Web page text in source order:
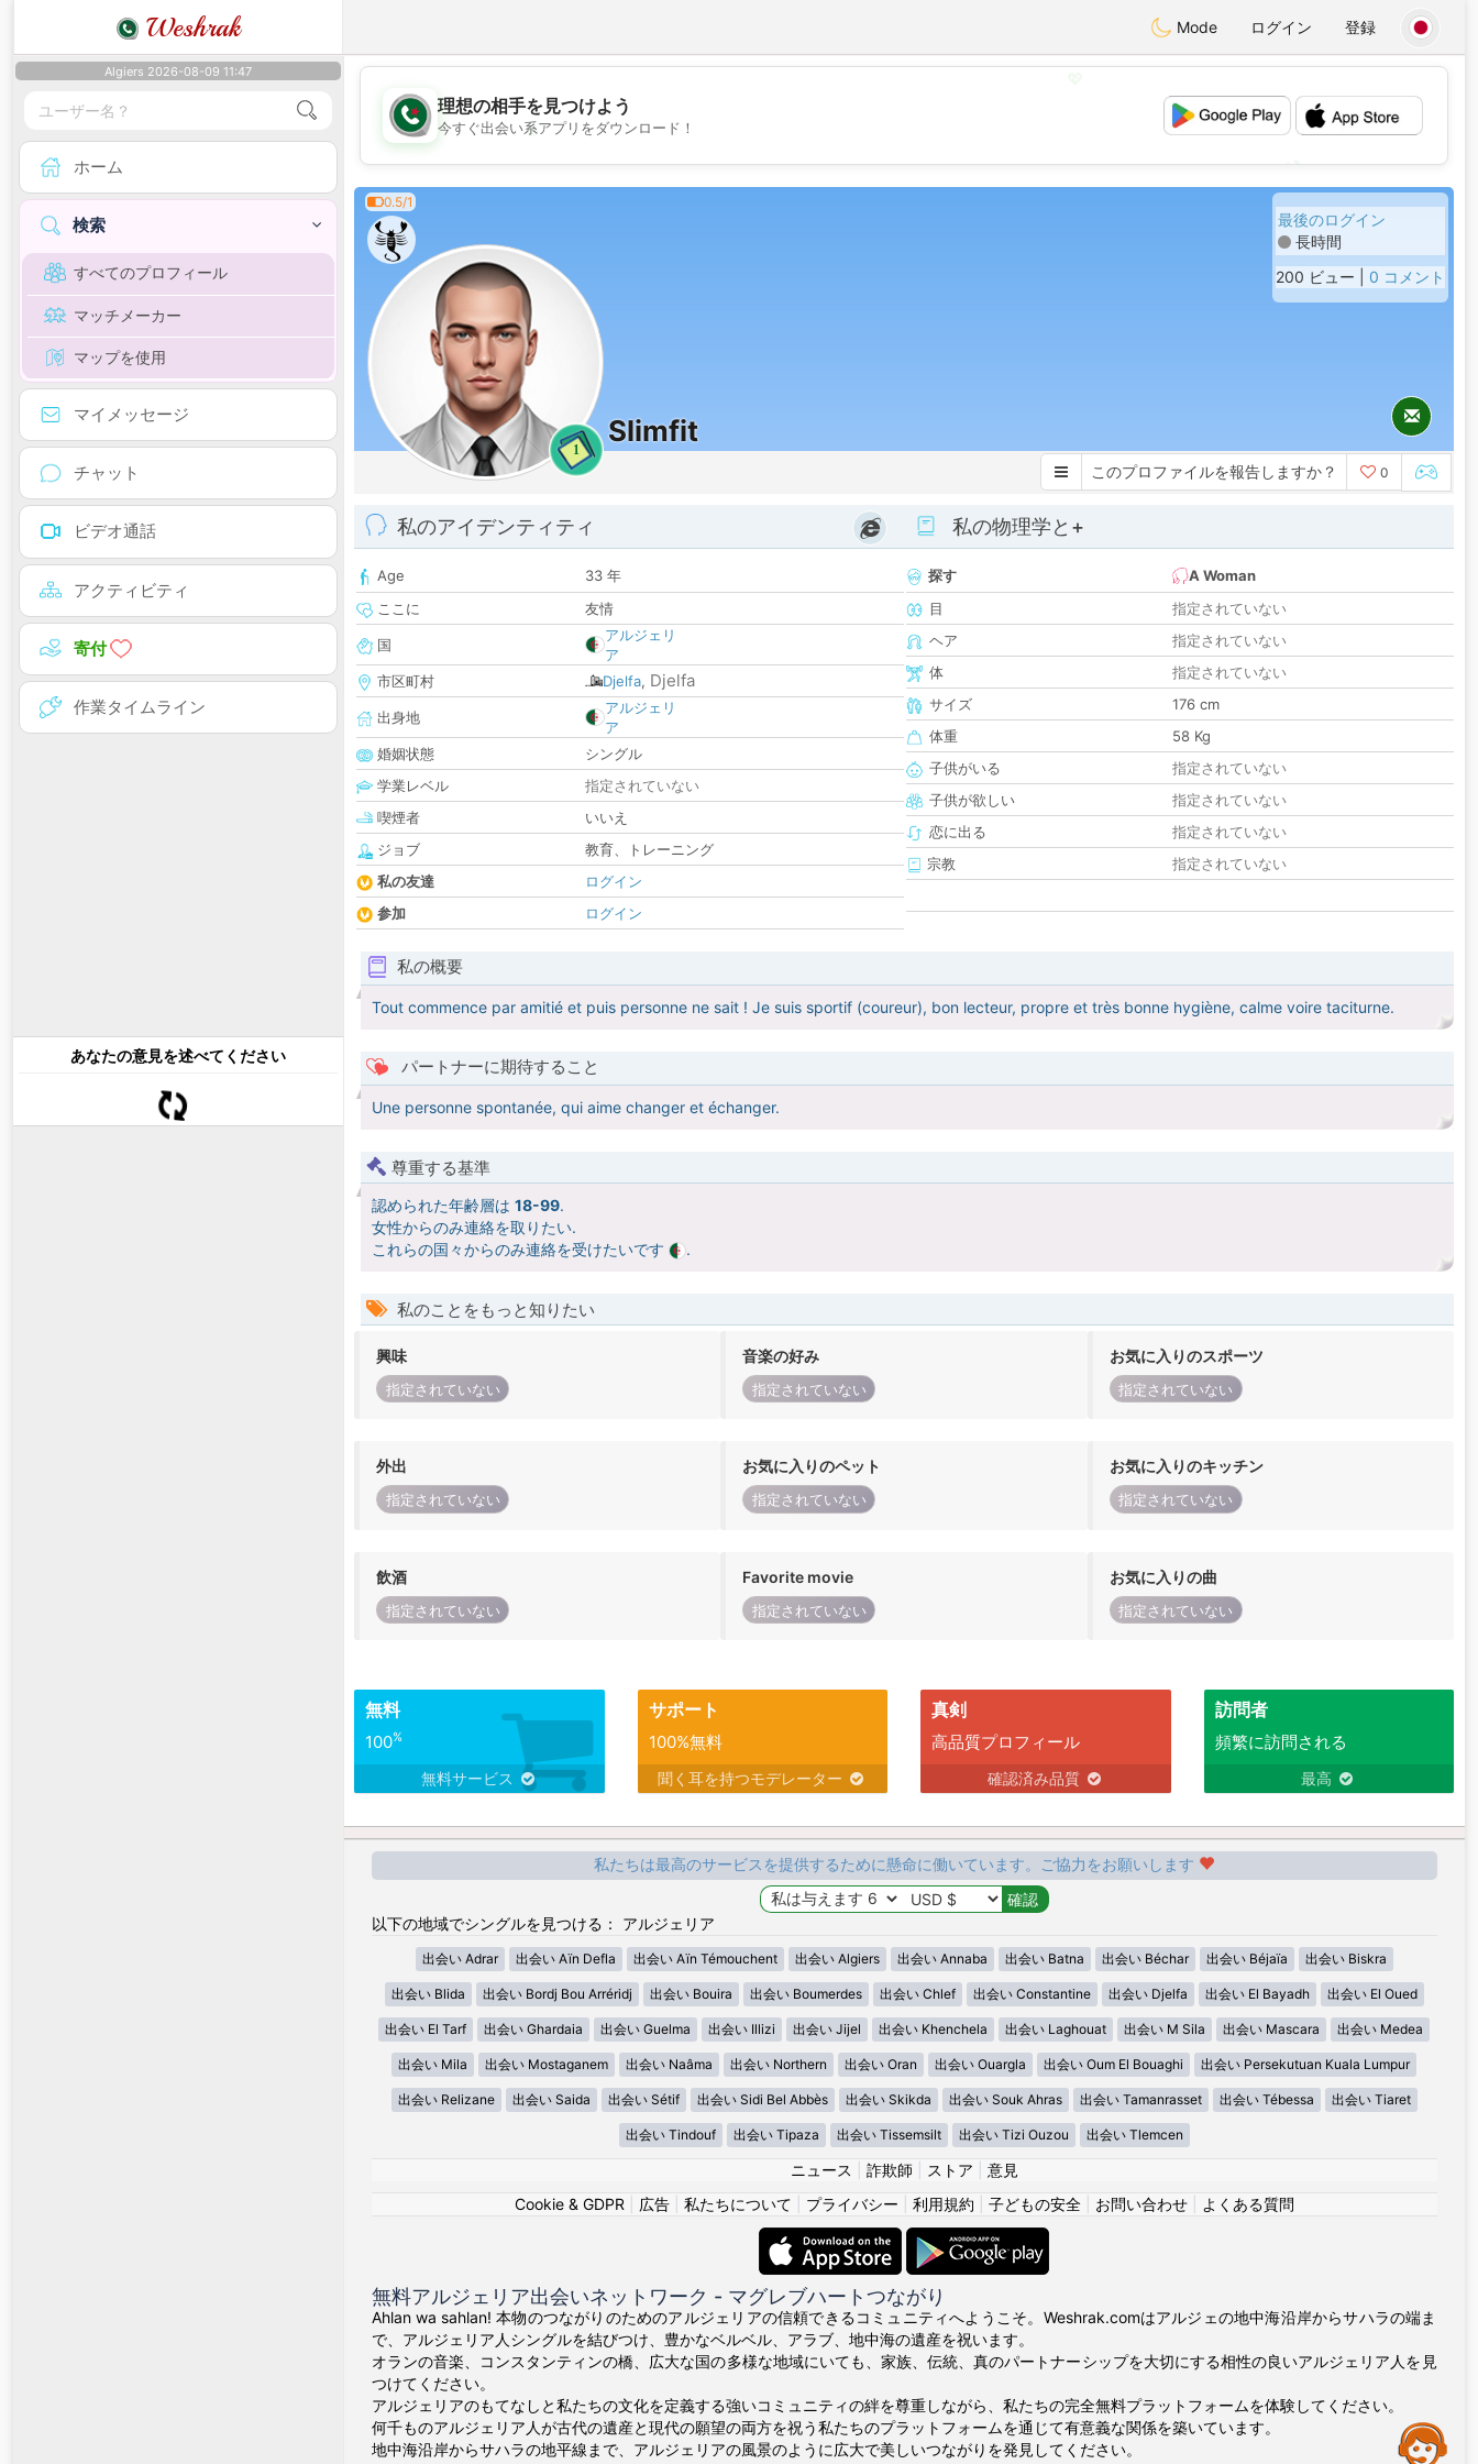
Weshrak Mode ログイン 登録
Algiers 2026-08-09 11:47
ホーム
検索
すべてのプロフィール
マッチメーカー
マップを使用
マイメッセージ
チャット
ビデオ通話
アクティビティ
寄付
作業タイムライン
あなたの意見を述べてください
💖
理想の相手を見つけよう
今すぐ出会い系アプリをダウンロード！
0.5/1
1
Slimfit
最後のログイン
長時間
200 ビュー | 0 コメント
このプロファイルを報告しますか？ 0
私のアイデンティティ
Age
33 年
ここに
友情
国
アルジェリ
ア
市区町村
Djelfa, Djelfa
出身地
アルジェリ
ア
婚姻状態
シングル
学業レベル
指定されていない
喫煙者
いいえ
ジョブ
教育、トレーニング
私の友達
ログイン
参加
ログイン
私の物理学と+
探す
A Woman
目
指定されていない
ヘア
指定されていない
体
指定されていない
サイズ
176 cm
体重
58 Kg
子供がいる
指定されていない
子供が欲しい
指定されていない
恋に出る
指定されていない
宗教
指定されていない
私の概要
Tout commence par amitié et puis personne ne sait ! Je suis sportif (coureur), bon lecteur, propre et très bonne hygiène, calme voire taciturne.
パートナーに期待すること
Une personne spontanée, qui aime changer et échanger.
尊重する基準
認められた年齢層は 18-99.
女性からのみ連絡を取りたい.
これらの国々からのみ連絡を受けたいです
.
私のことをもっと知りたい
興味
指定されていない
音楽の好み
指定されていない
お気に入りのスポーツ
指定されていない
外出
指定されていない
お気に入りのペット
指定されていない
お気に入りのキッチン
指定されていない
飲酒
指定されていない
Favorite movie
指定されていない
お気に入りの曲
指定されていない
無料
100%
無料サービス
サポート
100%無料
聞く耳を持つモデレーター
真剣
高品質プロフィール
確認済み品質
訪問者
頻繁に訪問される
最高
私たちは最高のサービスを提供するために懸命に働いています。ご協力をお願いします
以下の地域でシングルを見つける： アルジェリア
出会い Adrar 出会い Aïn Defla 出会い Aïn Témouchent 出会い Algiers 出会い Annaba 出会い Batna 出会い Béchar 出会い Béjaïa 出会い Biskra
出会い Blida 出会い Bordj Bou Arréridj 出会い Bouira 出会い Boumerdes 出会い Chlef 出会い Constantine 出会い Djelfa 出会い El Bayadh 出会い El Oued
出会い El Tarf 出会い Ghardaia 出会い Guelma 出会い Illizi 出会い Jijel 出会い Khenchela 出会い Laghouat 出会い M Sila 出会い Mascara 出会い Medea
出会い Mila 出会い Mostaganem 出会い Naâma 出会い Northern 出会い Oran 出会い Ouargla 出会い Oum El Bouaghi 出会い Persekutuan Kuala Lumpur
出会い Relizane 出会い Saida 出会い Sétif 出会い Sidi Bel Abbès 出会い Skikda 出会い Souk Ahras 出会い Tamanrasset 出会い Tébessa 出会い Tiaret
出会い Tindouf 出会い Tipaza 出会い Tissemsilt 出会い Tizi Ouzou 出会い Tlemcen
ニュース 詐欺師 ストア
意見
Cookie & GDPR
広告| 私たちについて プライバシー 利用規約 子どもの安全| お問い合わせ| よくある質問
無料アルジェリア出会いネットワーク - マグレブハートつながり
Ahlan wa sahlan! 本物のつながりのためのアルジェリアの信頼できるコミュニティへようこそ。Weshrak.comはアルジェの地中海沿岸からサハラの端ま
で、アルジェリア人シングルを結びつけ、豊かなベルベル、アラブ、地中海の遺産を祝います。
オランの音楽、コンスタンティンの橋、広大な国の多様な地域にいても、家族、伝統、真のパートナーシップを大切にする相性の良いアルジェリア人を見
つけてください。
アルジェリアのもてなしと私たちの文化を定義する強いコミュニティの絆を尊重しながら、私たちの完全無料プラットフォームを体験してください。
何千ものアルジェリア人が古代の遺産と現代の願望の両方を祝う私たちのプラットフォームを通じて有意義な関係を築いています。
地中海沿岸からサハラの地平線まで、アルジェリアの風景のように広大で美しいつながりを発見してください。
Assistance